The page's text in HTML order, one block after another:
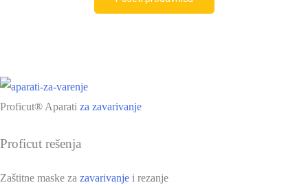
Proficut® Aparati za zavarivanje
Proficut rešenja
Zaštitne maske za zavarivanje i rezanje